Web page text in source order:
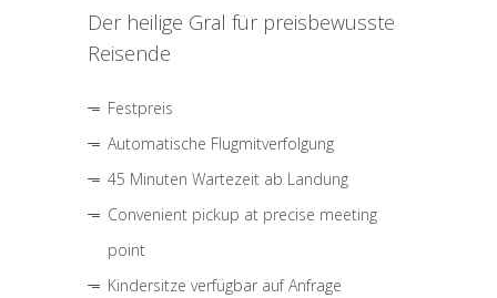
Der heilige Gral für preisbewusste
Reisende
Festpreis
Automatische Flugmitverfolgung
45 Minuten Wartezeit ab Landung
Convenient pickup at precise meeting
point
Kindersitze verfügbar auf Anfrage